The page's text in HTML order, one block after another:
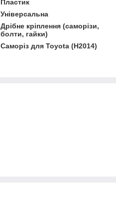
Пластик
Універсальна
Дрібне кріплення (саморізи,
болти, гайки)
Саморіз для Toyota (H2014)